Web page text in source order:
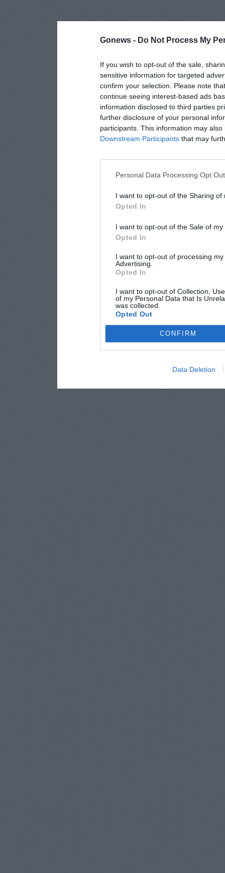
Gonews - Do Not Process My
If you wish to opt-out of the sale,
sensitive information for targeted
confirm your selection. Please note
continue seeing interest-based ads
information disclosed to third parties
further disclosure of your personal
participants. This information may
Downstream Participants that may
Personal Data Processing Opt
I want to opt-out of the Sharing of
Opted In
I want to opt-out of the Sale of
Opted In
I want to opt-out of processing
Advertising.
Opted In
I want to opt-out of Collection,
of my Personal Data that Is
was collected.
Opted Out
CONFIRM
Data Deletion